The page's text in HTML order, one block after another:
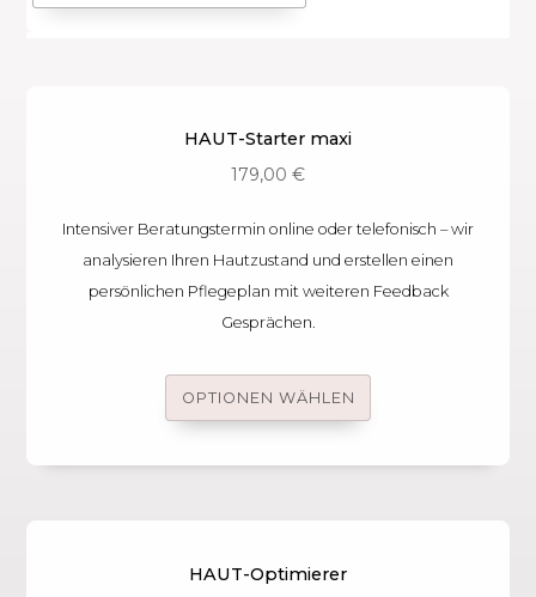
HAUT-Starter maxi
179,00 €
Intensiver Beratungstermin online oder telefonisch – wir
analysieren Ihren Hautzustand und erstellen einen
persönlichen Pflegeplan mit weiteren Feedback
Gesprächen.
OPTIONEN WÄHLEN
HAUT-Optimierer